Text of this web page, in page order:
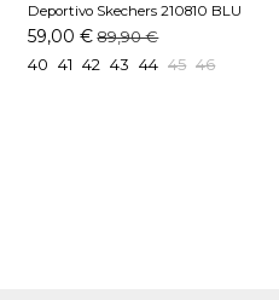
Deportivo Skechers 210810 BLU
Azul
59,00 € 89,90 €
40 41 42 43 44 45 46